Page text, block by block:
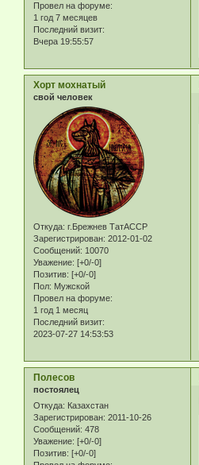
Провел на форуме:
1 год 7 месяцев
Последний визит:
Вчера 19:55:57
Хорт мохнатый
свой человек
Откуда: г.Брежнев ТатАССР
Зарегистрирован: 2012-01-02
Сообщений: 10070
Уважение: [+0/-0]
Позитив: [+0/-0]
Пол: Мужской
Провел на форуме:
1 год 1 месяц
Последний визит:
2023-07-27 14:53:53
Полесов
постоялец
Откуда: Казахстан
Зарегистрирован: 2011-10-26
Сообщений: 478
Уважение: [+0/-0]
Позитив: [+0/-0]